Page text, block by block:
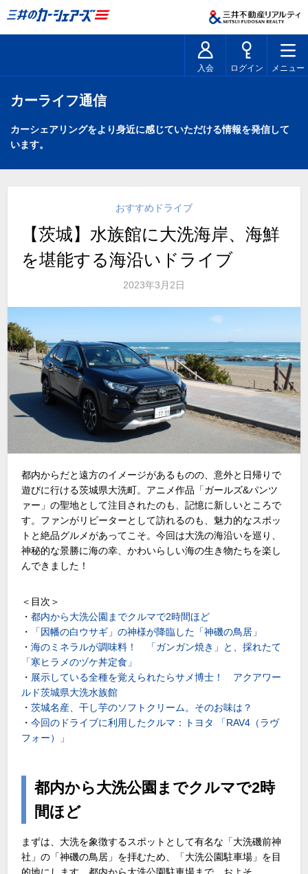
入会 ログイン メニュー
カーライフ通信
カーシェアリングをより身近に感じていただける情報を発信して
います。
おすすめドライブ
【茨城】水族館に大洗海岸、海鮮
を堪能する海沿いドライブ
2023年3月2日
都内からだと遠方のイメージがあるものの、意外と日帰りで
遊びに行ける茨城県大洗町。アニメ作品「ガールズ&パンツ
ァー」の聖地として注目されたのも、記憶に新しいところで
す。ファンがリピーターとして訪れるのも、魅力的なスポッ
トと絶品グルメがあってこそ。今回は大洗の海沿いを巡り、
神秘的な景勝に海の幸、かわいらしい海の生き物たちを楽し
んできました！
＜目次＞
・都内から大洗公園までクルマで2時間ほど
・
「因幡の白ウサギ」の神様が降臨した「神磯の鳥居」
・海のミネラルが調味料！ 「ガンガン焼き」と、採れたて
「寒ヒラメのヅケ丼定食」
・ 展示している全種を覚えられたらサメ博士！ アクアワー
ルド茨城県大洗水族館
・茨城名産、干し芋のソフトクリーム。そのお味は？
・今回のドライブに利用したクルマ：トヨタ 「RAV4（ラヴ
フォー）」
都内から大洗公園までクルマで2時
間ほど
まずは、大洗を象徴するスポットとして有名な「大洗磯前神
社」の「神磯の鳥居」を拝むため、「大洗公園駐車場」を目
的地にします。都内から大洗公園駐車場まで、およそ